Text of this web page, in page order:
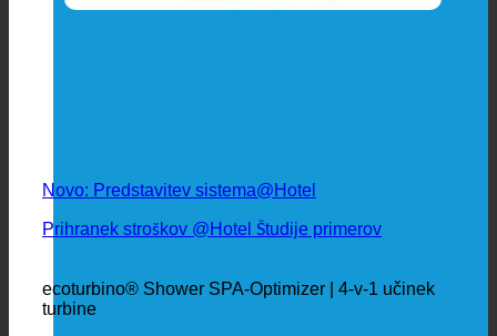
Novo: Predstavitev sistema@Hotel
Prihranek stroškov @Hotel Študije primerov
ecoturbino® Shower SPA-Optimizer | 4-v-1 učinek
turbine